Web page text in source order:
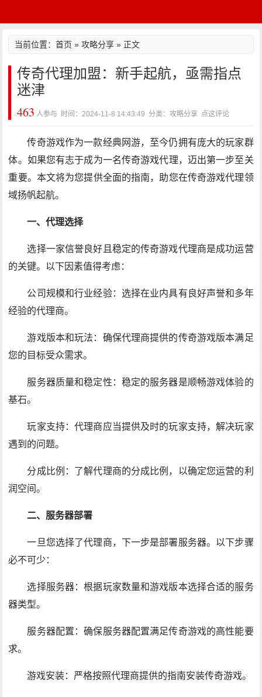
当前位置：首页 »攻略分享 » 正文
传奇代理加盟：新手起航，亟需指点
迷津
463 人参与 时间：2024-11-8 14:43:49 分类：攻略分享 点这评论
传奇游戏作为一款经典网游，至今仍拥有庞大的玩家群
体。如果您有志于成为一名传奇游戏代理，迈出第一步至关
重要。本文将为您提供全面的指南，助您在传奇游戏代理领
域扬帆起航。
一、代理选择
选择一家信誉良好且稳定的传奇游戏代理商是成功运营
的关键。以下因素值得考虑：
公司规模和行业经验：选择在业内具有良好声誉和多年
经验的代理商。
游戏版本和玩法：确保代理商提供的传奇游戏版本满足
您的目标受众需求。
服务器质量和稳定性：稳定的服务器是顺畅游戏体验的
基石。
玩家支持：代理商应当提供及时的玩家支持，解决玩家
遇到的问题。
分成比例：了解代理商的分成比例，以确定您运营的利
润空间。
二、服务器部署
一旦您选择了代理商，下一步是部署服务器。以下步骤
必不可少：
选择服务器：根据玩家数量和游戏版本选择合适的服务
器类型。
服务器配置：确保服务器配置满足传奇游戏的高性能要
求。
游戏安装：严格按照代理商提供的指南安装传奇游戏。